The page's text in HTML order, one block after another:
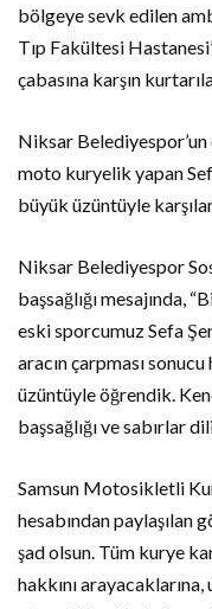
bölgeye sevk edilen
Tıp Fakültesi
çabasına karşın
Niksar
moto kuryelik yapan
büyük üzüntüyle
Niksar Belediyespor
başsağlığı mesajında,
eski sporcumuz Sefa
aracın çarpması
üzüntüyle öğrendik.
başsağlığı ve sabırlar
Samsun Motosikletli
hesabından paylaşılan
şad olsun. Tüm kurye
hakkını